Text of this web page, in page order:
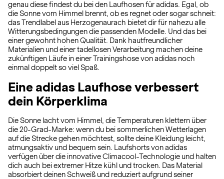
genau diese findest du bei den Laufhosen für adidas. Egal, ob
die Sonne vom Himmel brennt, ob es regnet oder sogar schneit:
das Trendlabel aus Herzogenaurach bietet dir für nahezu alle
Witterungsbedingungen die passenden Modelle. Und das bei
einer gewohnt hohen Qualität. Dank hautfreundlicher
Materialien und einer tadellosen Verarbeitung machen deine
zukünftigen Läufe in einer Trainingshose von adidas noch
einmal doppelt so viel Spaß.
Eine adidas Laufhose verbessert
dein Körperklima
Die Sonne lacht vom Himmel, die Temperaturen klettern über
die 20-Grad-Marke: wenn du bei sommerlichen Wetterlagen
auf die Strecke gehen möchtest, sollte deine Kleidung leicht,
atmungsaktiv und bequem sein. Laufshorts von adidas
verfügen über die innovative Climacool-Technologie und halten
dich auch bei extremer Hitze kühl und trocken. Das Material
absorbiert deinen Schweiß und reduziert aufgrund seiner